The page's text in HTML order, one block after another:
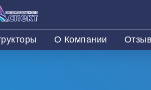
О Компании